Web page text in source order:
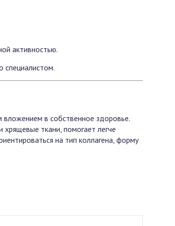
активностью.
специалистом.
в собственное здоровье.
ткани, помогает легче
на тип коллагена, форму